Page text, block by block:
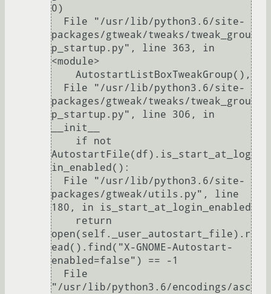
0)
packages/gtweak/tweaks/tweak_grou
p_startup.py", line 363, in
<module>
packages/gtweak/tweaks/tweak_grou
p_startup.py", line 306, in
__init__
AutostartFile(df).is_start_at_log
in_enabled():
packages/gtweak/utils.py", line
180, in is_start_at_login_enabled
open(self._user_autostart_file).r
ead().find("X-GNOME-Autostart-
enabled=false") == -1
"/usr/lib/python3.6/encodings/asc